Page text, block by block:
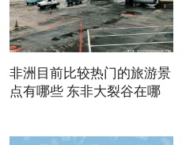
非洲目前比较热门的旅游景
点有哪些 东非大裂谷在哪